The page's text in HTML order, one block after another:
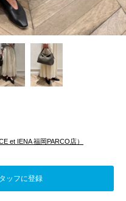
et IENA 福岡PARCO店）
ッフに登録